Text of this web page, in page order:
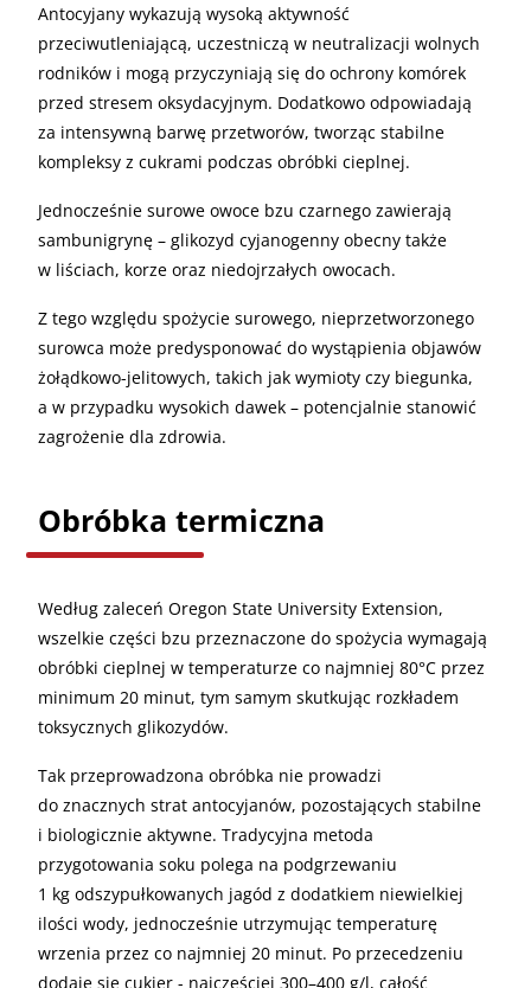
Antocyjany wykazują wysoką aktywność
przeciwutleniającą, uczestniczą w neutralizacji wolnych
rodników i mogą przyczyniają się do ochrony komórek
przed stresem oksydacyjnym. Dodatkowo odpowiadają
za intensywną barwę przetworów, tworząc stabilne
kompleksy z cukrami podczas obróbki cieplnej.
Jednocześnie surowe owoce bzu czarnego zawierają
sambunigrynę – glikozyd cyjanogenny obecny także
w liściach, korze oraz niedojrzałych owocach.
Z tego względu spożycie surowego, nieprzetworzonego
surowca może predysponować do wystąpienia objawów
żołądkowo-jelitowych, takich jak wymioty czy biegunka,
a w przypadku wysokich dawek – potencjalnie stanowić
zagrożenie dla zdrowia.
Obróbka termiczna
Według zaleceń Oregon State University Extension,
wszelkie części bzu przeznaczone do spożycia wymagają
obróbki cieplnej w temperaturze co najmniej 80°C przez
minimum 20 minut, tym samym skutkując rozkładem
toksycznych glikozydów.
Tak przeprowadzona obróbka nie prowadzi
do znacznych strat antocyjanów, pozostających stabilne
i biologicznie aktywne. Tradycyjna metoda
przygotowania soku polega na podgrzewaniu
1 kg odszypułkowanych jagód z dodatkiem niewielkiej
ilości wody, jednocześnie utrzymując temperaturę
wrzenia przez co najmniej 20 minut. Po przecedzeniu
dodaje się cukier - najczęściej 300–400 g/l, całość